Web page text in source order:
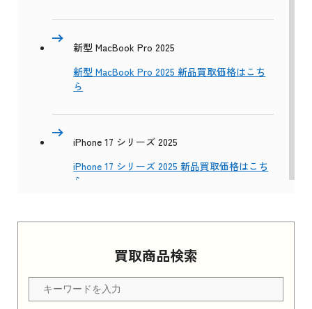
買取商品検索
新型 MacBook Pro 2025
新型 MacBook Pro 2025 新品買取価格はこち
ら
iPhone 17 シリーズ 2025
iPhone 17 シリーズ 2025 新品買取価格はこち
ら
Apple Watch Series 11 2025 新品買取価格はこ
ちら